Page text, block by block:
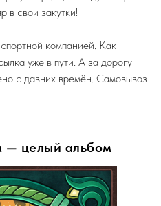
в свои закутки!
компанией. Как
уже в пути. А за дорогу
с давних времён. Самовывоз
— целый альбом